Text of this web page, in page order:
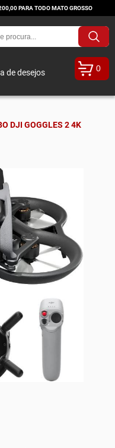
PARA TODO MATO GROSSO
de desejos 0
DJI GOGGLES 2 4K